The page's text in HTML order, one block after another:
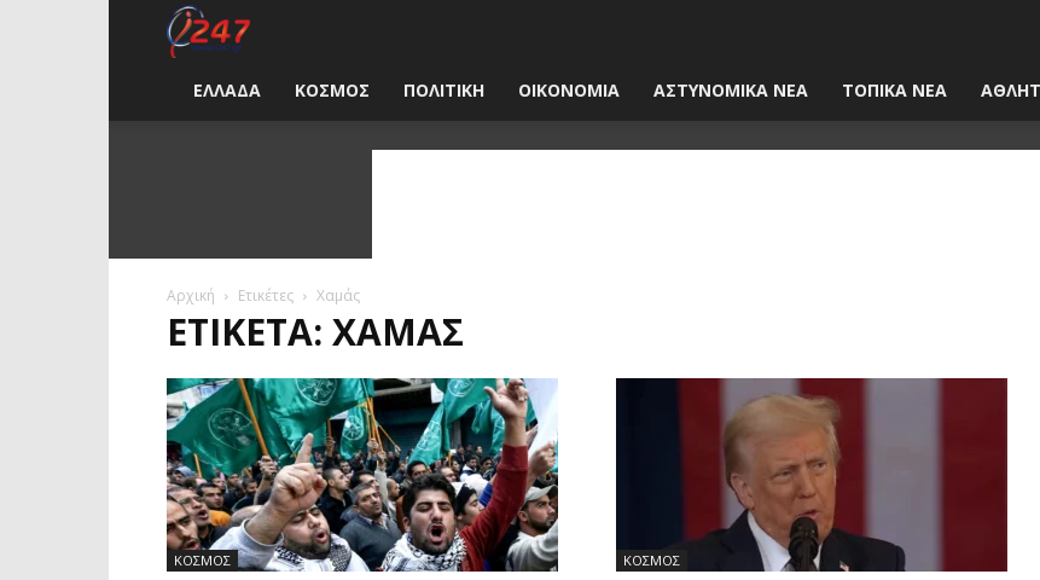
i247
News
ΕΛΛΑΔΑ ΚΟΣΜΟΣ ΠΟΛΙΤΙΚΗ ΟΙΚΟΝΟΜΙΑ ΑΣΤΥΝΟΜΙΚΑ ΝΕΑ ΤΟΠΙΚΑ ΝΕΑ
Αρχική Ετικέτες Χαμάς
ΕΤΙΚΈΤΑ: ΧΑΜΆΣ
ΚΟΣΜΟΣ ΚΟΣΜΟΣ